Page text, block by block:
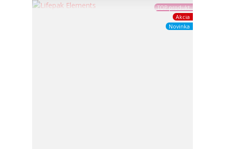
TOP produkt
Akcia
Novinka